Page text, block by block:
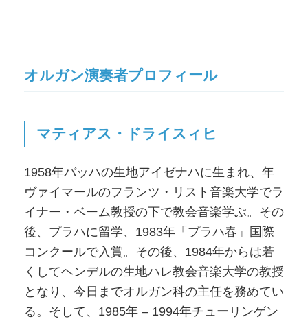
オルガン演奏者プロフィール
マティアス・ドライスィヒ
1958年バッハの生地アイゼナハに生まれ、年
ヴァイマールのフランツ・リスト音楽大学でラ
イナー・ベーム教授の下で教会音楽学ぶ。その
後、プラハに留学、1983年「プラハ春」国際
コンクールで入賞。その後、1984年からは若
くしてヘンデルの生地ハレ教会音楽大学の教授
となり、今日までオルガン科の主任を務めてい
る。そして、1985年 – 1994年チューリンゲン